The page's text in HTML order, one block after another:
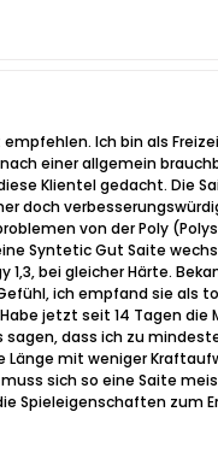
empfehlen. Ich bin als
einer allgemein
Klientel gedacht. Die
doch
von der Poly
Syntetic Gut Saite
1,3, bei gleicher Härte.
ich empfand sie als
jetzt seit 14 Tagen die
sagen, dass ich zu
mit weniger
sich so eine Saite
Spieleigenschaften zum